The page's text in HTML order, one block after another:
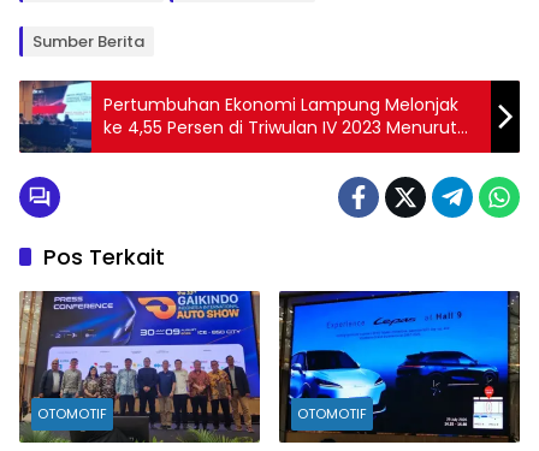
Sumber Berita
Pertumbuhan Ekonomi Lampung Melonjak
ke 4,55 Persen di Triwulan IV 2023 Menurut
OJK
Pos Terkait
OTOMOTIF OTOMOTIF